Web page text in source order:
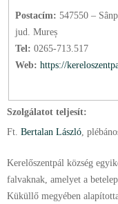
Postacím: 547550 –
jud. Mureș
Tel: 0265-713.517
Web: https://
Szolgálatot teljesít:
Ft. Bertalan László ,
Kerelőszentpál község
falvaknak, amelyet a
Küküllő megyében